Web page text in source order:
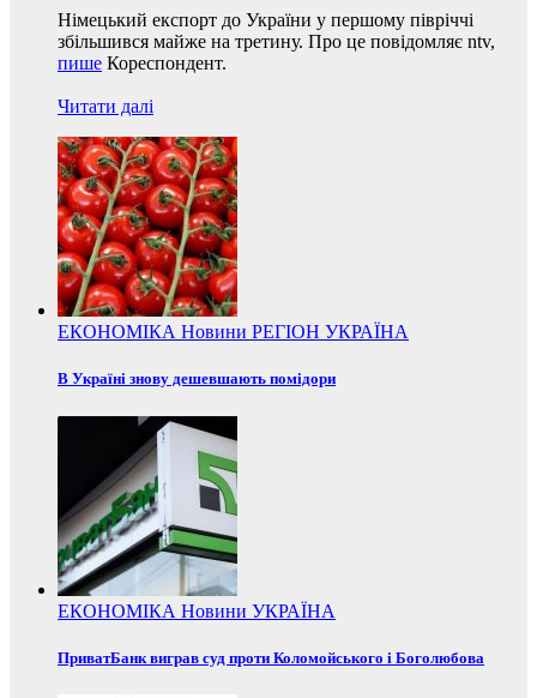
Німецький експорт до України у першому півріччі
збільшився майже на третину. Про це повідомляє ntv,
пише Кореспондент.
Читати далі
ЕКОНОМІКА Новини РЕГІОН УКРАЇНА
В Україні знову дешевшають помідори
ЕКОНОМІКА Новини УКРАЇНА
ПриватБанк виграв суд проти Коломойського і Боголюбова